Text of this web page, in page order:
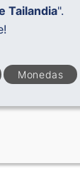
Tailandia".
Monedas